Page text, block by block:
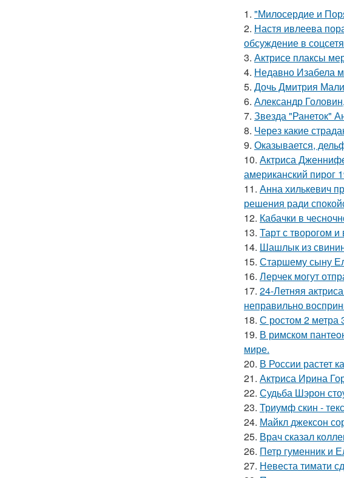
1. "Милосердие и
2. Настя ивлеева
обсуждение в
3. Актрисе плаксы
4. Недавно Изабела
5. Дочь Дмитрия
6. Александр
7. Звезда "Ранеток"
8. Через какие
9. Оказывается,
10. Актриса
американский пирог
11. Анна хилькевич
решения ради
12. Кабачки в
13. Тарт с творогом
14. Шашлык из
15. Старшему сыну
16. Лерчек могут
17. 24-Летняя
неправильно
18. С ростом 2 метра
19. В римском
мире.
20. В России растет
21. Актриса Ирина
22. Судьба Шэрон
23. Триумф скин -
24. Майкл джексон
25. Врач сказал
26. Петр гуменник и
27. Невеста тимати